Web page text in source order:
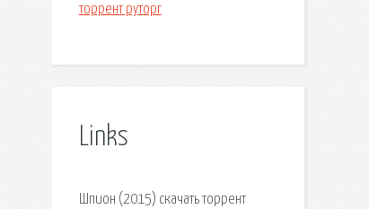
торрент руторг
Links
Шпион (2015) скачать торрент